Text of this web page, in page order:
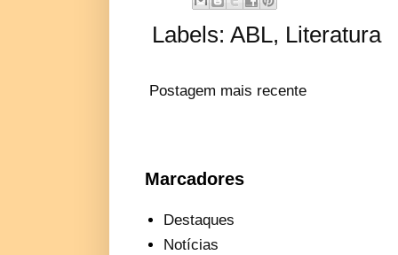
Labels: ABL, Literatura
Postagem mais recente
Marcadores
Destaques
Notícias